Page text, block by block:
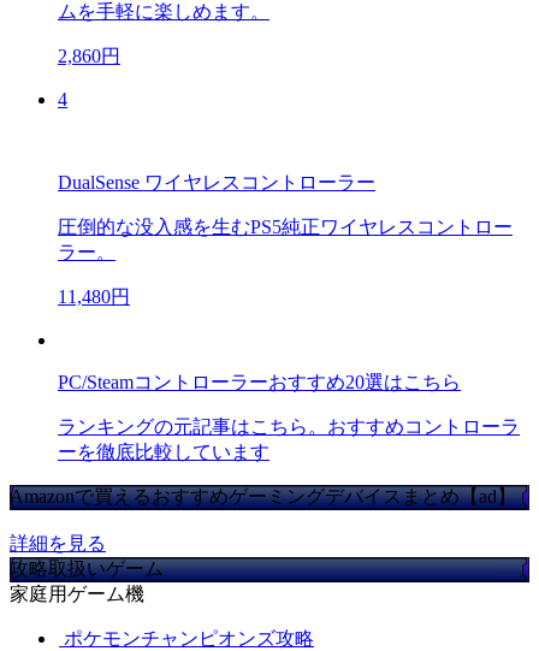
ムを手軽に楽しめます。
2,860円
4
DualSense ワイヤレスコントローラー
圧倒的な没入感を生むPS5純正ワイヤレスコントロー
ラー。
11,480円
PC/Steamコントローラーおすすめ20選はこちら
ランキングの元記事はこちら。おすすめコントローラ
ーを徹底比較しています
Amazonで買えるおすすめゲーミングデバイスまとめ【ad】
詳細を見る
攻略取扱いゲーム
家庭用ゲーム機
ポケモンチャンピオンズ攻略